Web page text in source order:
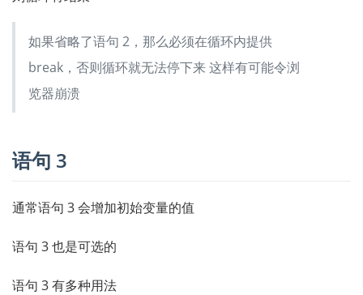
如果省略了语句 2，那么必须在循环内提供
break，否则循环就无法停下来 这样有可能令浏
览器崩溃
语句 3
通常语句 3 会增加初始变量的值
语句 3 也是可选的
语句 3 有多种用法